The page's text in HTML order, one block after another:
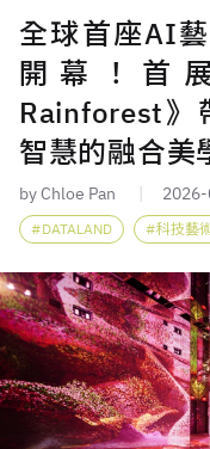
全球首座AI
開幕！首展
Rainforest》
智慧的融合美
by Chloe Pan
DATALAND 科技藝